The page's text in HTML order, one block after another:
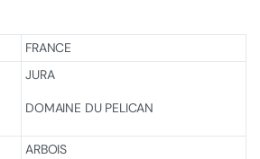
FRANCE
JURA
DOMAINE DU PELICAN
ARBOIS